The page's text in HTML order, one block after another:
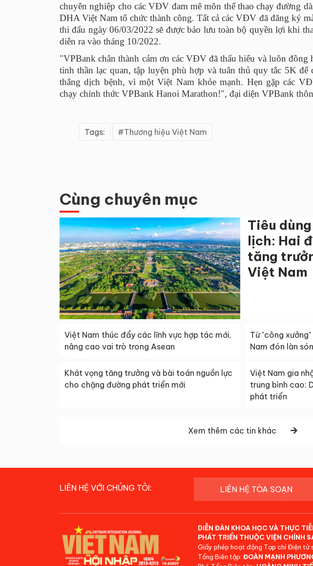
chuyên nghiệp cho các VĐV đam mê môn thể thao chạy đường
DHA Việt Nam tổ chức thành công. Tất cả các VĐV đã đăng ký
thi đấu ngày 06/03/2022 sẽ được bảo lưu toàn bộ quyền lợi khi
diễn ra vào tháng 10/2022.
"VPBank chân thành cảm ơn các VĐV đã thấu hiểu và luôn
tinh thần lạc quan, tập luyện phù hợp và tuân thủ quy tắc 5K để
thắng dịch bệnh, vì một Việt Nam khỏe mạnh. Hẹn gặp các
chạy chính thức VPBank Hanoi Marathon!", đại diện VPBank
Tags: Thương hiệu Việt Nam
Cùng chuyên mục
Tiêu
lịch: Hai
tăng
Việt Nam
Việt Nam thúc đẩy các lĩnh vực hợp tác mới,
nâng cao vai trò trong Asean
Từ "công
Nam đón làn
Khát vọng tăng trưởng và bài toán nguồn lực
cho chặng đường phát triển mới
Việt Nam gia
trung bình cao:
phát triển
Xem thêm các tin khác
LIÊN HỆ VỚI CHÚNG TÔI: LIÊN HỆ TÒA SOẠN
DIỄN ĐÀN KHOA HỌC VÀ THỰC
PHÁT TRIỂN THUỘC VIỆN CHÍNH
Giấy phép hoạt động Tạp chí Điện
Tổng Biên tập: ĐOÀN MẠNH